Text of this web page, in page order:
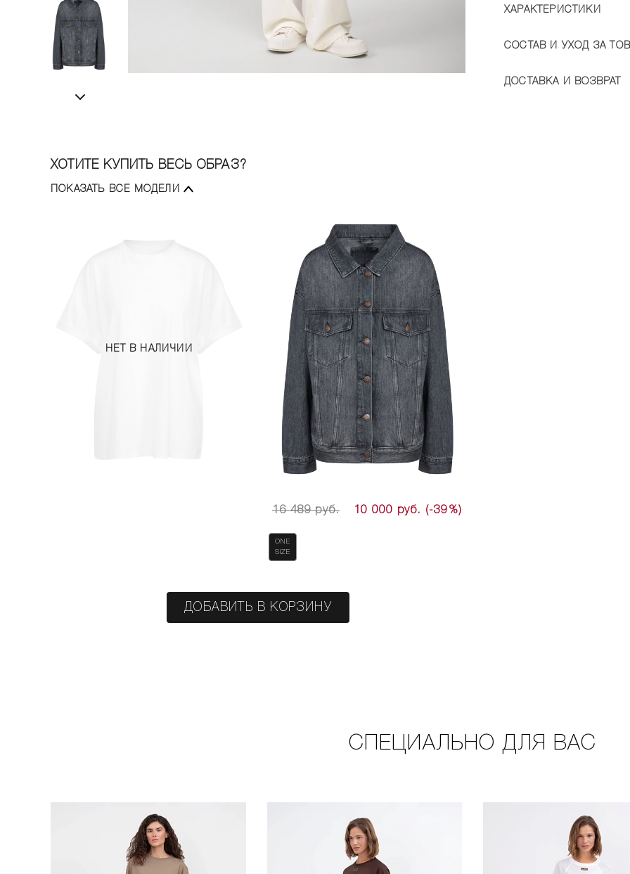
ХОТИТЕ КУПИТЬ ВЕСЬ ОБРАЗ?
ПОКАЗАТЬ ВСЕ МОДЕЛИ
НЕТ В НАЛИЧИИ
16 489 руб. 10 000 руб. (-39%)
ONE
SIZE
ДОБАВИТЬ В КОРЗИНУ
ХАРАКТЕРИСТИКИ
СОСТАВ И УХОД ЗА
ДОСТАВКА И ВОЗВРАТ
СПЕЦИАЛЬНО ДЛЯ ВАС